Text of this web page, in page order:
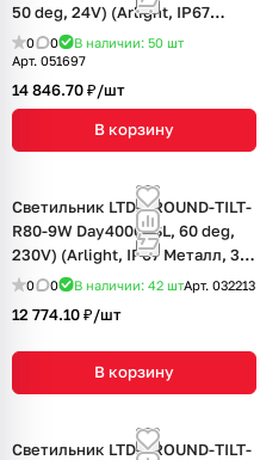
50 deg, 24V) (Arlight, IP67
Металл, 3 года)
0 0 В наличии: 50 шт
Арт. 051697
14 846.70 ₽/шт
В корзину
Светильник LTD-GROUND-TILT-
R80-9W Day4000 (SL, 60 deg,
230V) (Arlight, IP67 Металл, 3
года)
0 0 В наличии: 42 штАрт. 032213
12 774.10 ₽/шт
В корзину
Светильник LTD-GROUND-TILT-